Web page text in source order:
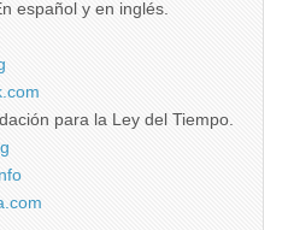
español y en inglés.
para la Ley del Tiempo.